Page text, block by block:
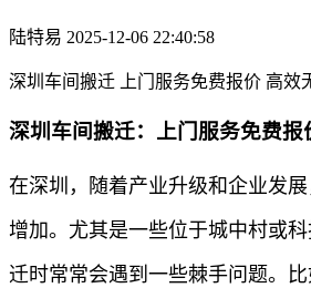
陆特易 2025-12-06 22:40:58
深圳车间搬迁 上门服务免费报价 高效
深圳车间搬迁：上门服务免费报
在深圳，随着产业升级和企业发
增加。尤其是一些位于城中村或
迁时常常会遇到一些棘手问题。比